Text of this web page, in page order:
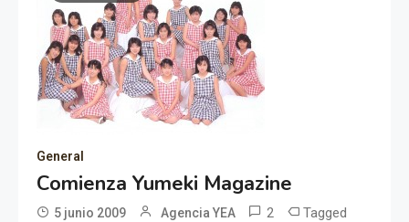
General
Comienza Yumeki Magazine
5 junio 2009 Agencia YEA 2 Tagged